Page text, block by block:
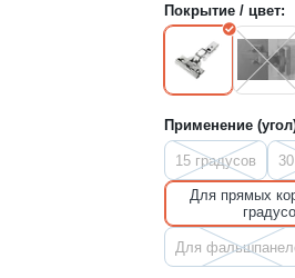
Покрытие / цвет:
Применение
15 градусов
Для прямых
Для